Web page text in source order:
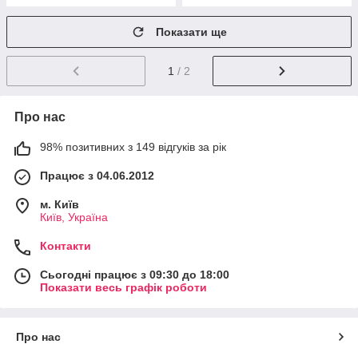
Показати ще
1 / 2
Про нас
98% позитивних з 149 відгуків за рік
Працює з 04.06.2012
м. Київ
Київ, Україна
Контакти
Сьогодні працює з 09:30 до 18:00
Показати весь графік роботи
Про нас